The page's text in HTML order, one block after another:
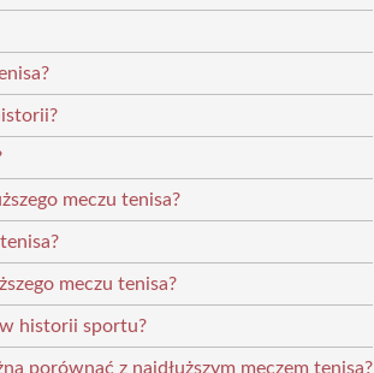
meczu tenisa?
meczu tenisa?
w historii sportu?
porównać z najdłuższym meczem tenisa?